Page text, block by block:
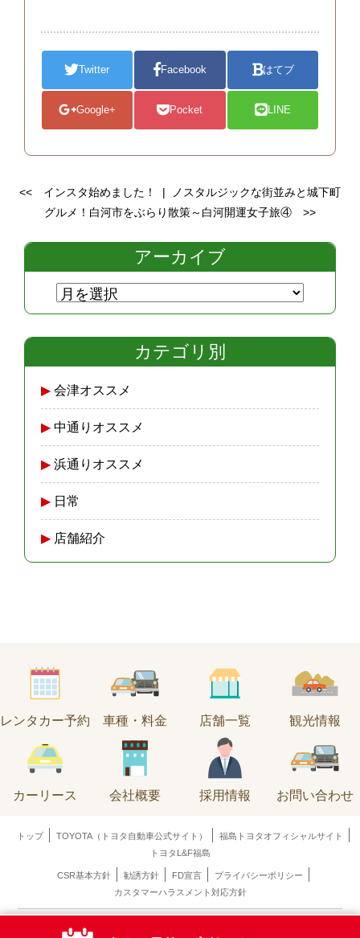
カテゴリ別
会津オススメ
中通りオススメ
浜通りオススメ
日常
店舗紹介
アーカイブ
Twitter Facebook はてブ
Google+ Pocket LINE
<< インスタ始めました！ |
ノスタルジックな街並みと城下町
グルメ！白河市をぶらり散策～白河開運女子旅④ >>
レンタカー予約 車種・料金 店舗一覧 観光情報
カーリース 会社概要 採用情報 お問い合わせ
トップ TOYOTA（トヨタ自動車公式サイト）
福島トヨタオフィシャルサイト
トヨタL&F福島
CSR基本方針 勧誘方針 FD宣言
プライバシーポリシー
カスタマーハラスメント対応方針